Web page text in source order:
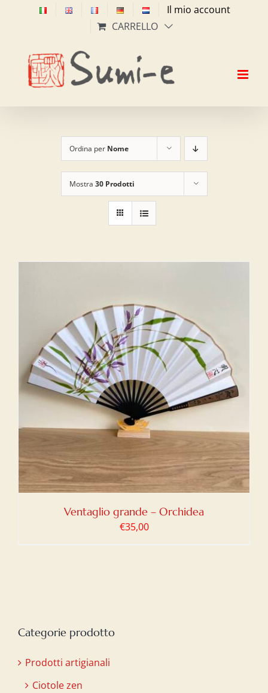
Il mio account
CARRELLO
Ordina per Nome
Mostra 30 Prodotti
Ventaglio grande – Orchidea
€35,00
Categorie prodotto
Prodotti artigianali
Ciotole zen